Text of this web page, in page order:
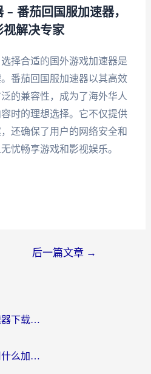
番茄回国服加速器，
视解决专家
择合适的国外游戏加速器是
番茄回国服加速器以其高效
的兼容性，成为了海外华人
时的理想选择。它不仅提供
还确保了用户的网络安全和
忧畅享游戏和影视娱乐。
后一篇文章 →
海外崩坏：星穹铁道加速器下载安装：一份给游子的终极网络指南
境外玩航海王热血航线用什么加速器？2026海外玩家实测最优方案（附欧洲问道堡垒前线加速技巧）